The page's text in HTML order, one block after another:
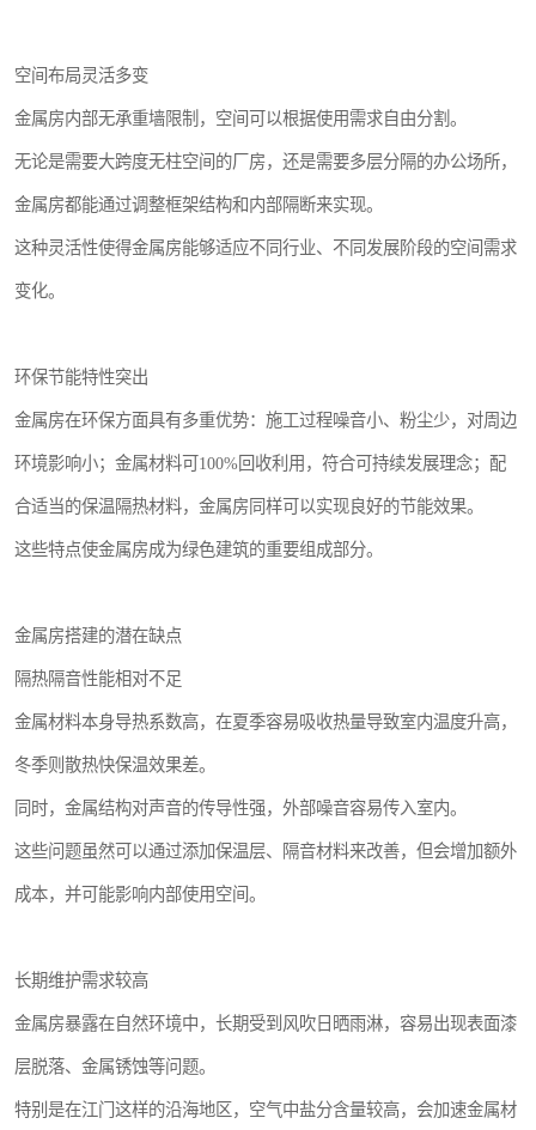
空间布局灵活多变
金属房内部无承重墙限制，空间可以根据使用需求自由分割。
无论是需要大跨度无柱空间的厂房，还是需要多层分隔的办公场所，
金属房都能通过调整框架结构和内部隔断来实现。
这种灵活性使得金属房能够适应不同行业、不同发展阶段的空间需求
变化。
环保节能特性突出
金属房在环保方面具有多重优势：施工过程噪音小、粉尘少，对周边
环境影响小；金属材料可100%回收利用，符合可持续发展理念；配
合适当的保温隔热材料，金属房同样可以实现良好的节能效果。
这些特点使金属房成为绿色建筑的重要组成部分。
金属房搭建的潜在缺点
隔热隔音性能相对不足
金属材料本身导热系数高，在夏季容易吸收热量导致室内温度升高，
冬季则散热快保温效果差。
同时，金属结构对声音的传导性强，外部噪音容易传入室内。
这些问题虽然可以通过添加保温层、隔音材料来改善，但会增加额外
成本，并可能影响内部使用空间。
长期维护需求较高
金属房暴露在自然环境中，长期受到风吹日晒雨淋，容易出现表面漆
层脱落、金属锈蚀等问题。
特别是在江门这样的沿海地区，空气中盐分含量较高，会加速金属材